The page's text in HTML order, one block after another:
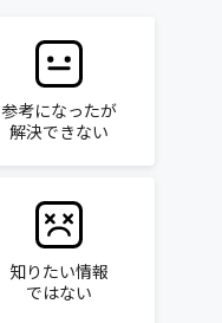
参考になったが
解決できない
知りたい情報
ではない